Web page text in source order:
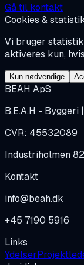
Gå til kontakt
Cookies &
Vi bruger
aktiveres kun,
Kun nødvendige
BEAH ApS
B.E.A.H - Byggeri
CVR: 45532089
Industriholmen
Kontakt
info@beah.dk
+45 7190 5916
Links
Ydelser